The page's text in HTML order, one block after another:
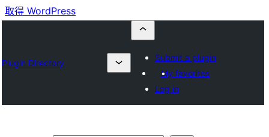
取得 WordPress
Plugin Directory
Submit a plugin
My favorites
Log in